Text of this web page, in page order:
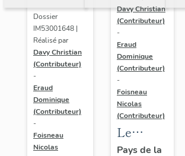
Dossier
IM53001648 |
Réalisé par
Davy Christian
(Contributeur)
-
Eraud
Dominique
(Contributeur)
-
Foisneau
Nicolas
Davy Christian
(Contributeur)
-
Eraud
Dominique
(Contributeur)
-
Foisneau
Nicolas
(Contributeur)
Le
mobilier
Pays de la